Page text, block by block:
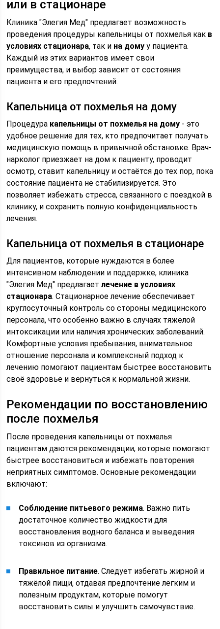
или в стационаре
Клиника "Элегия Мед" предлагает возможность
проведения процедуры капельницы от похмелья как в
условиях стационара, так и на дому у пациента.
Каждый из этих вариантов имеет свои
преимущества, и выбор зависит от состояния
пациента и его предпочтений.
Капельница от похмелья на дому
Процедура капельницы от похмелья на дому - это
удобное решение для тех, кто предпочитает получать
медицинскую помощь в привычной обстановке. Врач-
нарколог приезжает на дом к пациенту, проводит
осмотр, ставит капельницу и остаётся до тех пор, пока
состояние пациента не стабилизируется. Это
позволяет избежать стресса, связанного с поездкой в
клинику, и сохранить полную конфиденциальность
лечения.
Капельница от похмелья в стационаре
Для пациентов, которые нуждаются в более
интенсивном наблюдении и поддержке, клиника
"Элегия Мед" предлагаетлечение в условиях
стационара. Стационарное лечение обеспечивает
круглосуточный контроль со стороны медицинского
персонала, что особенно важно в случаях тяжёлой
интоксикации или наличия хронических заболеваний.
Комфортные условия пребывания, внимательное
отношение персонала и комплексный подход к
лечению помогают пациентам быстрее восстановить
своё здоровье и вернуться к нормальной жизни.
Рекомендации по восстановлению
после похмелья
После проведения капельницы от похмелья
пациентам даются рекомендации, которые помогают
быстрее восстановиться и избежать повторения
неприятных симптомов. Основные рекомендации
включают:
Соблюдение питьевого режима. Важно пить
достаточное количество жидкости для
восстановления водного баланса и выведения
токсинов из организма.
Правильное питание. Следует избегать жирной и
тяжёлой пищи, отдавая предпочтение лёгким и
полезным продуктам, которые помогут
восстановить силы и улучшить самочувствие.